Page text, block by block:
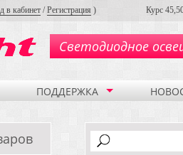
в кабинет /Регистрация ) Курс
Светодиодное
ПОДДЕРЖКА